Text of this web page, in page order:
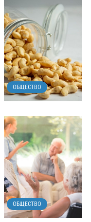
ОБЩЕСТВО
ОБЩЕСТВО